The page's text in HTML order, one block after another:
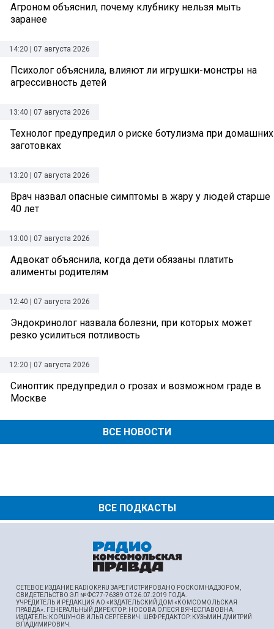
ВСЕ ПОДКАСТЫ
Агроном объяснил, почему клубнику нельзя мыть
заранее
14:20 | 07 августа 2026
Психолог объяснила, влияют ли игрушки-монстры на
агрессивность детей
13:40 | 07 августа 2026
Технолог предупредил о риске ботулизма при домашних
заготовках
13:20 | 07 августа 2026
Врач назвал опасные симптомы в жару у людей старше
40 лет
13:00 | 07 августа 2026
Адвокат объяснила, когда дети обязаны платить
алименты родителям
12:40 | 07 августа 2026
Эндокринолог назвала болезни, при которых может
резко усилиться потливость
12:20 | 07 августа 2026
Синоптик предупредил о грозах и возможном граде в
Москве
ВСЕ НОВОСТИ
СЕТЕВОЕ ИЗДАНИЕ RADIOKP.RU ЗАРЕГИСТРИРОВАНО РОСКОМНАДЗОРОМ,
СВИДЕТЕЛЬСТВО ЭЛ № ФС77-76389 ОТ 26.07.2019 ГОДА.
УЧРЕДИТЕЛЬ И РЕДАКЦИЯ АО «ИЗДАТЕЛЬСКИЙ ДОМ «КОМСОМОЛЬСКАЯ
ПРАВДА». ГЕНЕРАЛЬНЫЙ ДИРЕКТОР: НОСОВА ОЛЕСЯ ВЯЧЕСЛАВОВНА.
ИЗДАТЕЛЬ: КОРШУНОВ ИЛЬЯ СЕРГЕЕВИЧ. ШEФ РЕДАКТОР: КУЗЬМИН ДМИТРИЙ
ВЛАДИМИРОВИЧ.